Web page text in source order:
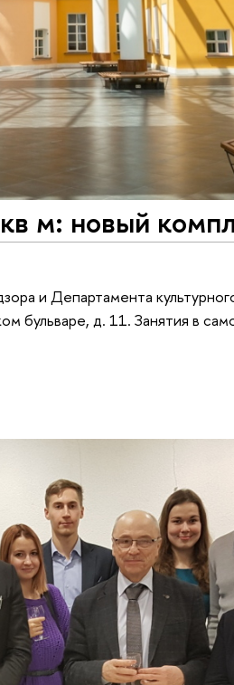
м: новый
и Департамента
бульваре, д. 11. Занятия в